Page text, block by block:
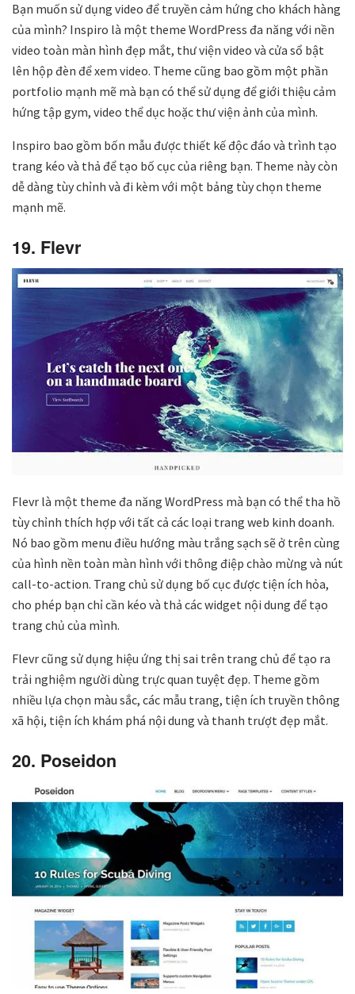
Bạn muốn sử dụng video để truyền cảm hứng cho khách hàng
của mình? Inspiro là một theme WordPress đa năng với nền
video toàn màn hình đẹp mắt, thư viện video và cửa sổ bật
lên hộp đèn để xem video. Theme cũng bao gồm một phần
portfolio mạnh mẽ mà bạn có thể sử dụng để giới thiệu cảm
hứng tập gym, video thể dục hoặc thư viện ảnh của mình.
Inspiro bao gồm bốn mẫu được thiết kế độc đáo và trình tạo
trang kéo và thả để tạo bố cục của riêng bạn. Theme này còn
dễ dàng tùy chỉnh và đi kèm với một bảng tùy chọn theme
mạnh mẽ.
19. Flevr
Flevr là một theme đa năng WordPress mà bạn có thể tha hồ
tùy chỉnh thích hợp với tất cả các loại trang web kinh doanh.
Nó bao gồm menu điều hướng màu trắng sạch sẽ ở trên cùng
của hình nền toàn màn hình với thông điệp chào mừng và nút
call-to-action. Trang chủ sử dụng bố cục được tiện ích hỏa,
cho phép bạn chỉ cần kéo và thả các widget nội dung để tạo
trang chủ của mình.
Flevr cũng sử dụng hiệu ứng thị sai trên trang chủ để tạo ra
trải nghiệm người dùng trực quan tuyệt đẹp. Theme gồm
nhiều lựa chọn màu sắc, các mẫu trang, tiện ích truyền thông
xã hội, tiện ích khám phá nội dung và thanh trượt đẹp mắt.
20. Poseidon